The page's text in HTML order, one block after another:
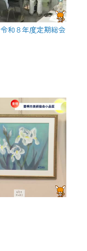
和８年度定期総会